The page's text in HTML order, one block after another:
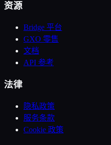
资源
Bridge 平台
GXO 零售
文档
API 参考
法律
隐私政策
服务条款
Cookie 政策